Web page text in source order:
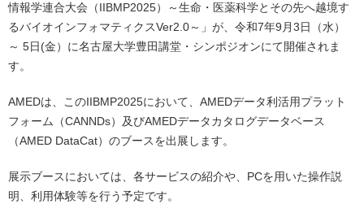
情報学連合大会（IIBMP2025）～生命・医薬科学とその先へ越境す
るバイオインフォマティクスVer2.0～」が、令和7年9月3日（水）
～ 5日(金）に名古屋大学豊田講堂・シンポジオンにて開催されま
す。
AMEDは、このIIBMP2025において、AMEDデータ利活用プラット
フォーム（CANNDs）及びAMEDデータカタログデータベース
（AMED DataCat）のブースを出展します。
展示ブースにおいては、各サービスの紹介や、PCを用いた操作説
明、利用体験等を行う予定です。